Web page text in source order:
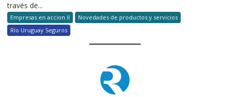
través de...
Empresas en accion II
Novedades de productos y servicios
Río Uruguay Seguros